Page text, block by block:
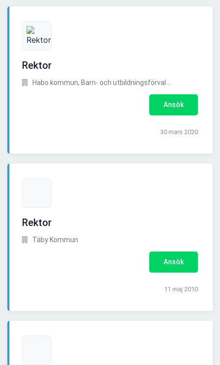
Rektor
Habo kommun, Barn- och utbildningsförval ..
Ansök
30 mars 2020
Rektor
Täby Kommun
Ansök
11 maj 2010